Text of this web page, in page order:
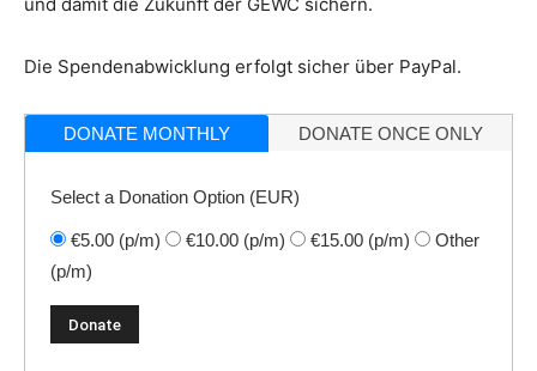
Die Spendenabwicklung erfolgt sicher über PayPal.
DONATE MONTHLY DONATE ONCE ONLY
Select a Donation Option (EUR)
€5.00 (p/m) €10.00 (p/m) €15.00 (p/m)
Other
(p/m)